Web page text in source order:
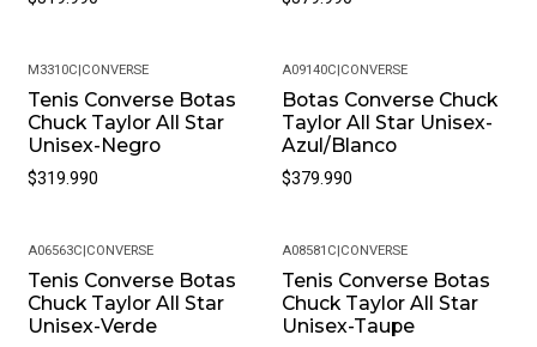
M3310C|CONVERSE
Tenis Converse Botas
Chuck Taylor All Star
Unisex-Negro
$319.990
A09140C|CONVERSE
Botas Converse Chuck
Taylor All Star Unisex-
Azul/Blanco
$379.990
-14%
A06563C|CONVERSE
Tenis Converse Botas
Chuck Taylor All Star
Unisex-Verde
-15%
A08581C|CONVERSE
Tenis Converse Botas
Chuck Taylor All Star
Unisex-Taupe